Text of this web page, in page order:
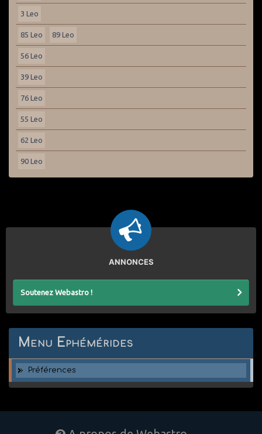
3 Leo
85 Leo 89 Leo
56 Leo
39 Leo
76 Leo
55 Leo
62 Leo
90 Leo
ANNONCES
Soutenez Webastro !
Menu Ephémérides
Préférences